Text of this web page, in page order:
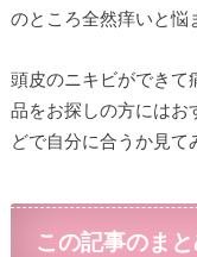
のところ全然痒いと悩
頭皮のニキビができて
品をお探しの方にはお
どで自分に合うか見て
この記事のま